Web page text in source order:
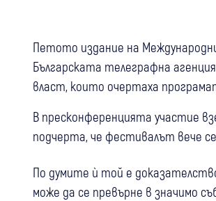
Петото издание на
Българската телеграфна
власт, които очертаха
В пресконференцията участие
подчерта, че фестивалът вече
По думите ѝ той е
може да се превърне в значимо